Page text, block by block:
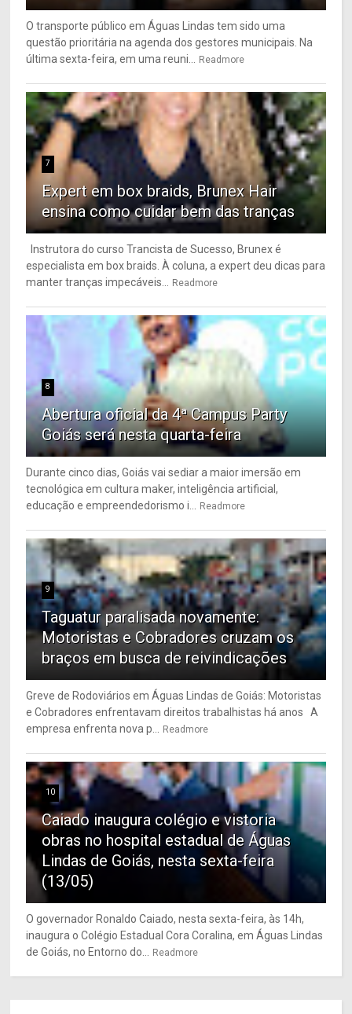
O transporte público em Águas Lindas tem sido uma
questão prioritária na agenda dos gestores municipais. Na
última sexta-feira, em uma reuni... Readmore
7
Expert em box braids, Brunex Hair
ensina como cuidar bem das tranças
Instrutora do curso Trancista de Sucesso, Brunex é
especialista em box braids. À coluna, a expert deu dicas para
manter tranças impecáveis... Readmore
8
Abertura oficial da 4ª Campus Party
Goiás será nesta quarta-feira
Durante cinco dias, Goiás vai sediar a maior imersão em
tecnológica em cultura maker, inteligência artificial,
educação e empreendedorismo i... Readmore
9
Taguatur paralisada novamente:
Motoristas e Cobradores cruzam os
braços em busca de reivindicações
Greve de Rodoviários em Águas Lindas de Goiás: Motoristas
e Cobradores enfrentavam direitos trabalhistas há anos A
empresa enfrenta nova p... Readmore
10
Caiado inaugura colégio e vistoria
obras no hospital estadual de Águas
Lindas de Goiás, nesta sexta-feira
(13/05)
O governador Ronaldo Caiado, nesta sexta-feira, às 14h,
inaugura o Colégio Estadual Cora Coralina, em Águas Lindas
de Goiás, no Entorno do... Readmore